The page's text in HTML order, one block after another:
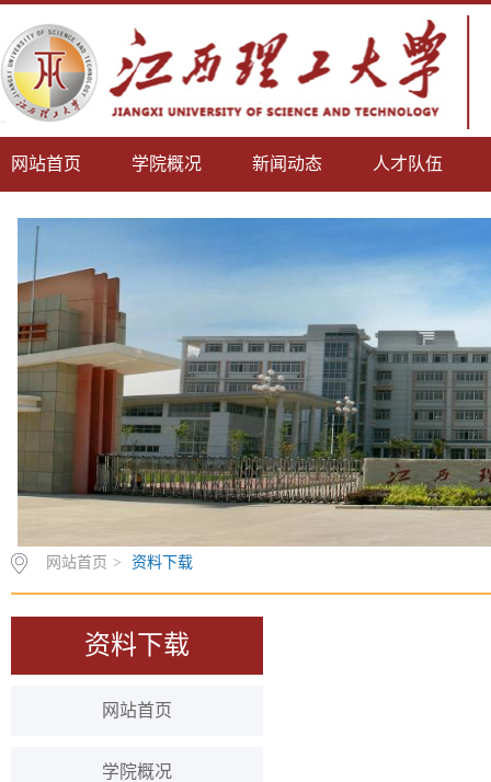
网站首页 学院概况 新闻动态 人才队伍
网站首页 > 资料下载
资料下载
网站首页
学院概况